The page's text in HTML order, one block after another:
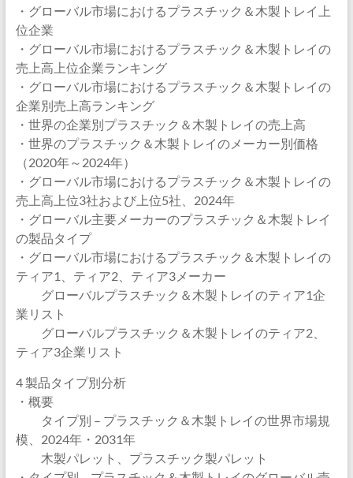
・グローバル市場におけるプラスチック＆木製トレイ上
位企業
・グローバル市場におけるプラスチック＆木製トレイの
売上高上位企業ランキング
・グローバル市場におけるプラスチック＆木製トレイの
企業別売上高ランキング
・世界の企業別プラスチック＆木製トレイの売上高
・世界のプラスチック＆木製トレイのメーカー別価格
（2020年～2024年）
・グローバル市場におけるプラスチック＆木製トレイの
売上高上位3社および上位5社、2024年
・グローバル主要メーカーのプラスチック＆木製トレイ
の製品タイプ
・グローバル市場におけるプラスチック＆木製トレイの
ティア1、ティア2、ティア3メーカー
グローバルプラスチック＆木製トレイのティア1企
業リスト
グローバルプラスチック＆木製トレイのティア2、
ティア3企業リスト
4 製品タイプ別分析
・概要
タイプ別 – プラスチック＆木製トレイの世界市場規
模、2024年・2031年
木製パレット、プラスチック製パレット